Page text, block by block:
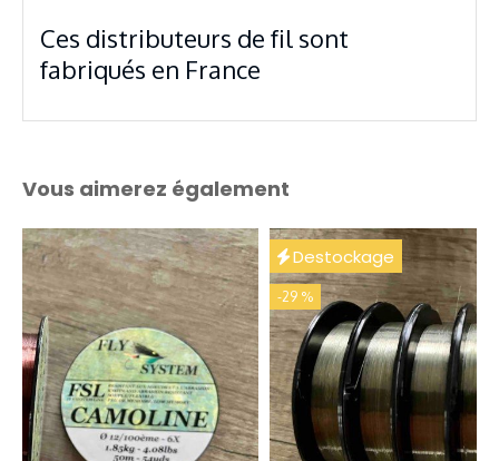
Ces distributeurs de fil sont
fabriqués en France
Vous aimerez également
-10 %
Destockage